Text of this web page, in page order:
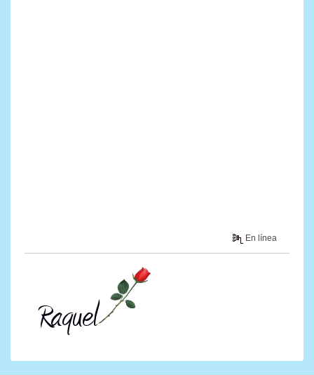
En línea